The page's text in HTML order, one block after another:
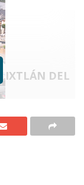
IXTLÁN DEL